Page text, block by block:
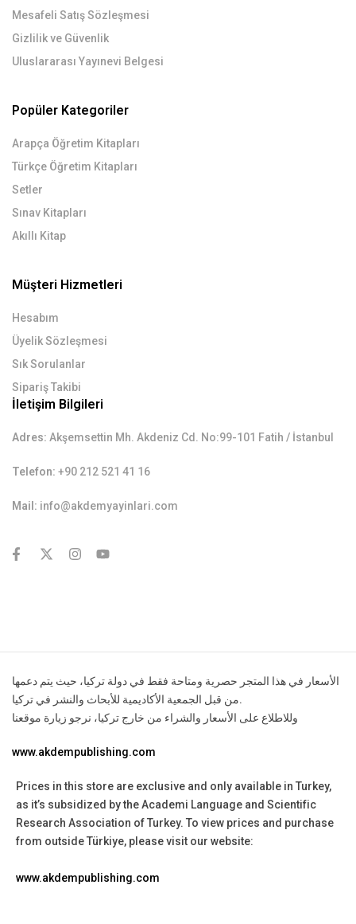
Mesafeli Satış Sözleşmesi
Gizlilik ve Güvenlik
Uluslararası Yayınevi Belgesi
Popüler Kategoriler
Arapça Öğretim Kitapları
Türkçe Öğretim Kitapları
Setler
Sınav Kitapları
Akıllı Kitap
Müşteri Hizmetleri
Hesabım
Üyelik Sözleşmesi
Sık Sorulanlar
Sipariş Takibi
İletişim Bilgileri
Adres: Akşemsettin Mh. Akdeniz Cd. No:99-101 Fatih / İstanbul
Telefon: +90 212 521 41 16
Mail: info@akdemyayinlari.com
الأسعار في هذا المتجر حصرية ومتاحة فقط في دولة تركيا، حيث يتم دعمها
من قبل الجمعية الأكاديمية للأبحاث والنشر في تركيا.
وللاطلاع على الأسعار والشراء من خارج تركيا، نرجو زيارة موقعنا
www.akdempublishing.com
Prices in this store are exclusive and only available in Turkey,
as it’s subsidized by the Academi Language and Scientific
Research Association of Turkey. To view prices and purchase
from outside Türkiye, please visit our website:
www.akdempublishing.com